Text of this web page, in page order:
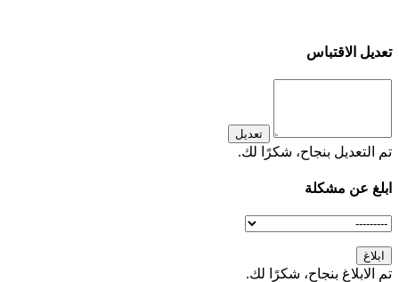
تعديل الاقتباس
تعديل
تم التعديل بنجاح، شكرًا لك.
ابلغ عن مشكلة
ابلاغ
تم الابلاغ بنجاح، شكرًا لك.